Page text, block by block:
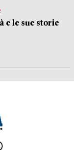
e le sue storie